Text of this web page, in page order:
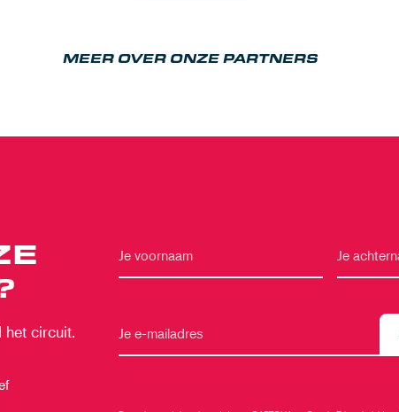
MEER OVER ONZE PARTNERS
het circuit.